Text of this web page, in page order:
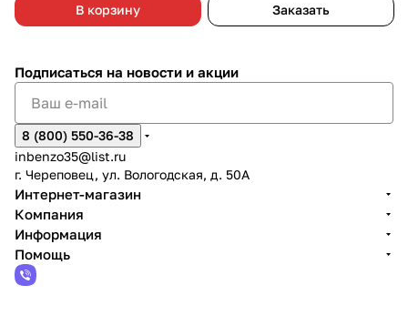
В корзину Заказать
Подписаться на новости и акции
8 (800) 550-36-38
inbenzo35@list.ru
г. Череповец, ул. Вологодская, д. 50А
Интернет-магазин
Компания
Информация
Помощь